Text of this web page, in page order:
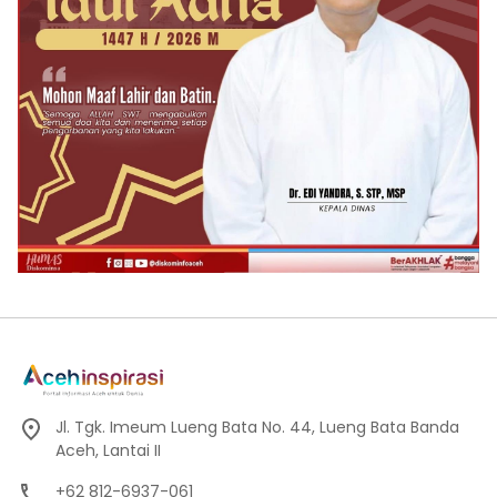
Jl. Tgk. Imeum Lueng Bata No. 44, Lueng Bata Banda
Aceh, Lantai II
+62 812-6937-061